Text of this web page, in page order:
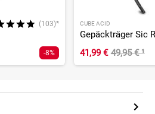
(103)*
-8%
CUBE ACID
Gepäckträger Sic
41,99 € 49,95 €¹